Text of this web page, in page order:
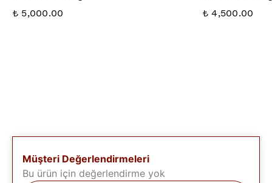
₺ 5,000.00 ₺ 4,500.00
Müşteri Değerlendirmeleri
Bu ürün için değerlendirme yok